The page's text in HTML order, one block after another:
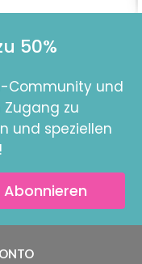
50%
Community und
Zugang zu
und speziellen
Abonnieren